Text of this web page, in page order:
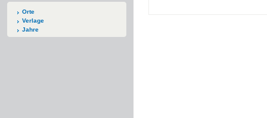
Orte
Verlage
Jahre